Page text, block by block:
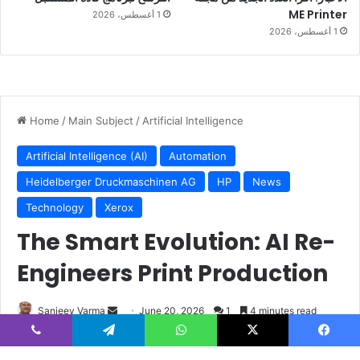
يعتمد مستقبل قطاع الطباعة على أنظمة المساعدة المتقدمة
بوصفها الخطوة التأسيسية نحو الطباعة المؤتمتة. فالمطابع الرقمية
الحديثة تتحول تدريجياً إلى وحدات ذاتية المراقبة، مزودة بمجموعات
متكاملة من المستشعرات لفحص الأداء الداخلي. ويوفر ذلك لمقدمي
إمكانات متقدمة للتحكم عن بُعد، إلى جانب
وستعتمد أدوات الصيانة التنبؤية على تحليلات البيانات الضخمة
لفحص بيانات المستشعرات المرفوعة إلى الأنظمة، بما يتيح للخبراء
تنفيذ إجراءات وقائية وجدولة أعمال الإصلاح خارج أوقات التشغيل،
وذلك قبل وقت كافٍ من حدوث أعطال جسيمة في المعدات.
ME Printer
1 أغسطس، 2026
1 أغسطس، 2026
فيسبوك ‫X واتساب تيلقرام ڤايبر